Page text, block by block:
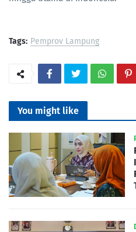
Tags: Pemprov Lampung
You might like